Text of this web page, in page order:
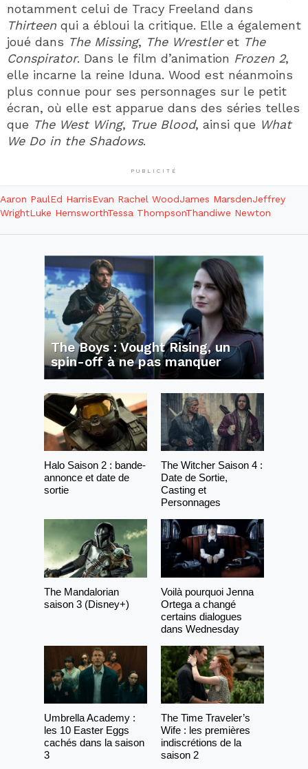
notamment celui de Tracy Freeland dans
Thirteen qui a ébloui la critique. Elle a également
joué dans The Missing, The Wrestleret The
Conspirator. Dans le film d’animation Frozen 2,
elle incarne la reine Iduna. Wood est néanmoins
plus connue pour ses personnages sur le petit
écran, où elle est apparue dans des séries telles
que The West Wing, True Blood, ainsi que What
We Do in the Shadows.
PUBLICITÉ
Aaron PaulEd HarrisEvan Rachel WoodJames MarsdenJeffrey
WrightLuke HemsworthTessa ThompsonThandiwe Newton
The Boys : Vought Rising, un
spin-off à ne pas manquer
Halo Saison 2 : bande-
annonce et date de
sortie
The Witcher Saison 4 :
Date de Sortie,
Casting et
Personnages
The Mandalorian
saison 3 (Disney+)
Voilà pourquoi Jenna
Ortega a changé
certains dialogues
dans Wednesday
Umbrella Academy :
les 10 Easter Eggs
cachés dans la saison
3
The Time Traveler’s
Wife : les premières
indiscrétions de la
saison 2